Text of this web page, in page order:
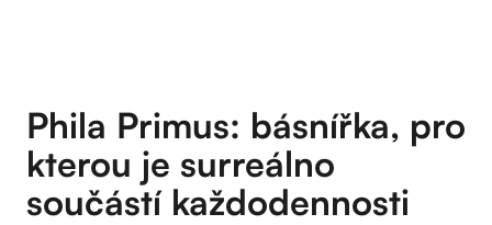
Phila Primus: básnířka, pro
kterou je surreálno
součástí každodennosti